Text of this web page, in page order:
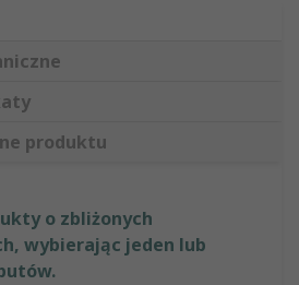
produktu
o zbliżonych
wybierając jeden lub